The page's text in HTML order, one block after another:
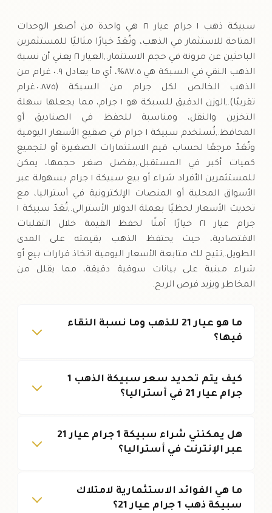
سبيكة ذهب ١ جرام عيار ٢١ هي واحدة من أصغر الوحدات
المتاحة للاستثمار في الذهب، وتُعَدّ خيارًا مثاليًا للمستثمرين
الباحثين عن مرونة في حجم الاستثمار.,العيار ٢١ يعني أن نسبة
الذهب النقي في السبكة هي ٨٧.٥%، أي ما يعادل ٠.٩ غرام من
الذهب الخالص لكل جرام من السبكة (٠.٨٧٥ غرام
تقريبًا).,الوزن الدقيق للسبكة هو ١ جرام، مما يجعلها سهلة
التخزين والنقل، ومناسبة للحفظ في الصناديق أو
المحافظ.,تُستخدم سبيكة ١ جرام في صقيع الأسعار اليومية
وتُعَدّ مرجعًا لحساب قيم الاستثمارات الصغيرة أو لتجميع
كميات أكبر في المستقبل.,بفضل صغر حجمها، يمكن
للمستثمرين الأفراد شراء أو بيع سبيكة ١ جرام بسهولة عبر
الأسواق المحلية أو المنصات الإلكترونية في أستراليا، مع
تحديث الأسعار لحظيًا بعملة الدولار الأسترالي.,تُعَدّ سبيكة ١
جرام عيار ٢١ خيارًا آمنًا لحفظ القيمة خلال التقلبات
الاقتصادية، حيث يحتفظ الذهب بقيمته على المدى
الطويل.,تتيح لك متابعة الأسعار اليومية اتخاذ قرارات بيع أو
شراء مبنية على بيانات سوقية دقيقة، مما يقلل من
المخاطر ويزيد فرص الربح.
ما هو عيار 21 للذهب وما نسبة النقاء
فيها؟
كيف يتم تحديد سعر سبيكة الذهب 1
جرام عيار 21 في أستراليا؟
هل يمكنني شراء سبيكة 1 جرام عيار 21
عبر الإنترنت في أستراليا؟
ما هي الفوائد الاستثمارية لامتلاك
سبيكة ذهب 1 جرام عيار 21؟